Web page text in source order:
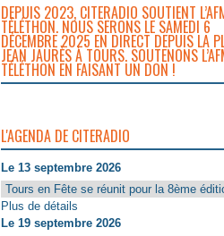
DEPUIS 2023, CITERADIO SOUTIENT
TÉLÉTHON. NOUS SERONS LE SAMEDI 6
DÉCEMBRE 2025 EN DIRECT DEPUIS LA
JEAN JAURÈS À TOURS. SOUTENONS
TÉLÉTHON EN FAISANT UN DON !
L'AGENDA DE CITERADIO
Le 13 septembre 2026
Tours en Fête se réunit pour la 8ème
Plus de détails
Le 19 septembre 2026